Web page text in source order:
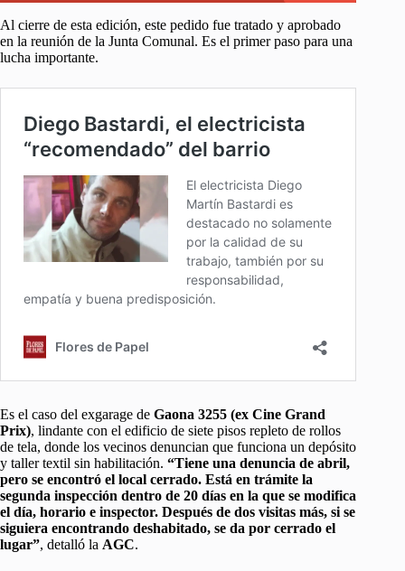
Al cierre de esta edición, este pedido fue tratado y aprobado
en la reunión de la Junta Comunal. Es el primer paso para una
lucha importante.
Es el caso del exgarage de Gaona 3255 (ex Cine Grand
Prix), lindante con el edificio de siete pisos repleto de rollos
de tela, donde los vecinos denuncian que funciona un depósito
y taller textil sin habilitación. “Tiene una denuncia de abril,
pero se encontró el local cerrado. Está en trámite la
segunda inspección dentro de 20 días en la que se modifica
el día, horario e inspector. Después de dos visitas más, si se
siguiera encontrando deshabitado, se da por cerrado el
lugar”, detalló la AGC.